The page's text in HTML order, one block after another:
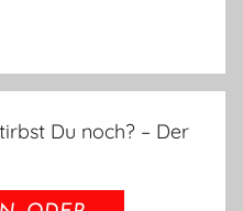
Du noch? – Der